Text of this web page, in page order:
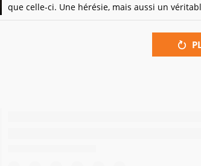
que celle-ci. Une hérésie, mais aussi un